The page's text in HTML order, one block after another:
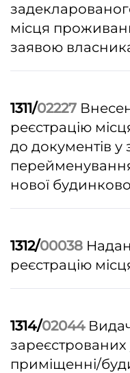
місця
заявою
1311/02227
реєстрацію
до документів у
нової
1312/00038
реєстрацію
1314/02044
приміщенні/